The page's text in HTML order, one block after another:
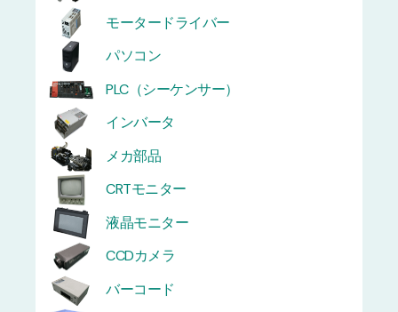
モータードライバー
パソコン
PLC（シーケンサー）
インバータ
メカ部品
CRTモニター
液晶モニター
CCDカメラ
バーコード